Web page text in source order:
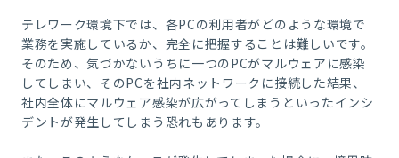
テレワーク環境下では、各PCの利用者がどのような環境で
業務を実施しているか、完全に把握することは難しいです。
そのため、気づかないうちに一つの PCがマルウェアに感染
してしまい、そのPCを社内ネットワークに接続した結果、
社内全体にマルウェア感染が広がってしまうといったインシ
デントが発生してしまう恐れもあります。